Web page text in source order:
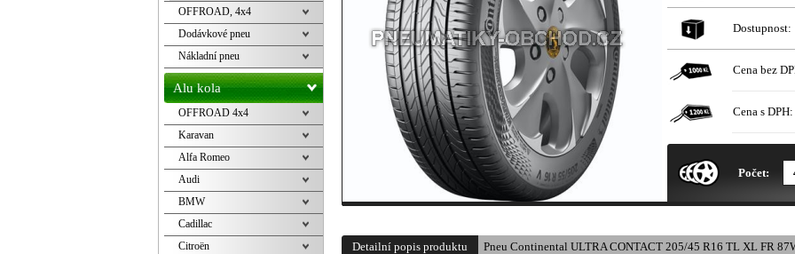
Dostupnost:
Cena bez
Cena s DPH:
Počet:
Detailní popis produktu Pneu Continental ULTRA CONTACT 205/45 R16 TL XL FR
OFFROAD, 4x4
Dodávkové pneu
Nákladní pneu
Alu kola
OFFROAD 4x4
Karavan
Alfa Romeo
Audi
BMW
Cadillac
Citroën